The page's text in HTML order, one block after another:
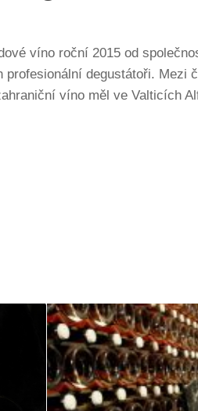
víno roční 2015 od
degustátoři. Mezi
víno měl ve Valticích